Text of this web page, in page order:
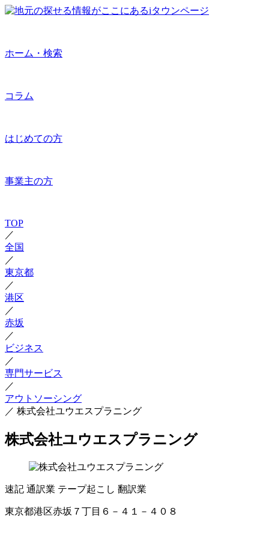
ホーム・検索
コラム
はじめての方
事業主の方
TOP
／
全国
／
東京都
／
港区
／
赤坂
／
ビジネス
／
専門サービス
／
アウトソーシング
／ 株式会社ユウエスプラニング
株式会社ユウエスプラニング
速記 通訳業 テープ起こし 翻訳業
東京都港区赤坂７丁目６－４１－４０８